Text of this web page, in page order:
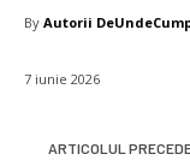
By Autorii
7 iunie 2026
ARTICOLUL